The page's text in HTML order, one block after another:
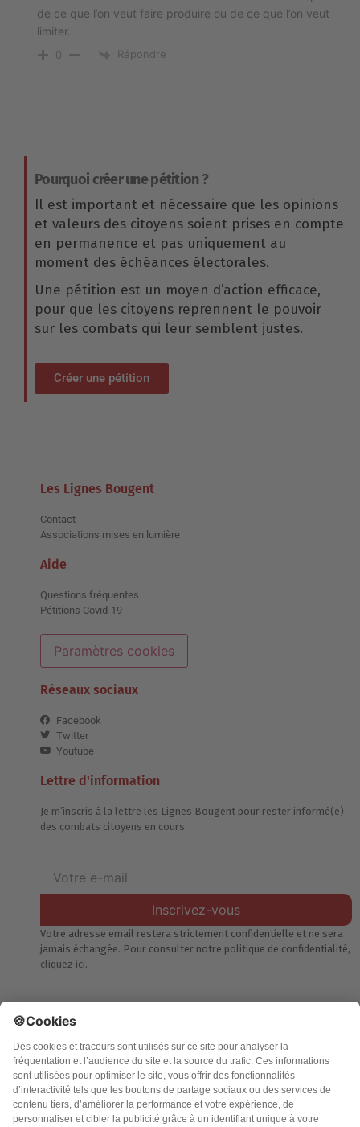
de ce que l’on veut faire produire ou de ce que l’on veut
limiter.
0 Répondre
Pourquoi créer une pétition ?
Il est important et nécessaire que les opinions
et valeurs des citoyens soient prises en compte
en permanence et pas uniquement au
moment des échéances électorales.
Une pétition est un moyen d’action efficace,
pour que les citoyens reprennent le pouvoir
sur les combats qui leur semblent justes.
Créer une pétition
Les Lignes Bougent
Contact
Associations mises en lumière
Aide
Questions fréquentes
Pétitions Covid-19
Paramètres cookies
Réseaux sociaux
Facebook
Twitter
Youtube
Lettre d'information
Je m’inscris à la lettre les Lignes Bougent pour rester informé(e)
des combats citoyens en cours.
Inscrivez-vous
Votre adresse email restera strictement confidentielle et ne sera
jamais échangée. Pour consulter notre politique de confidentialité,
cliquez ici.
Accueil
Politique de confidentialité